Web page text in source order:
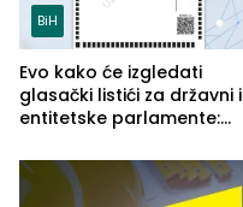
BiH
Evo kako će izgledati
glasački listići za državni i
entitetske parlamente:
vidljive na njima